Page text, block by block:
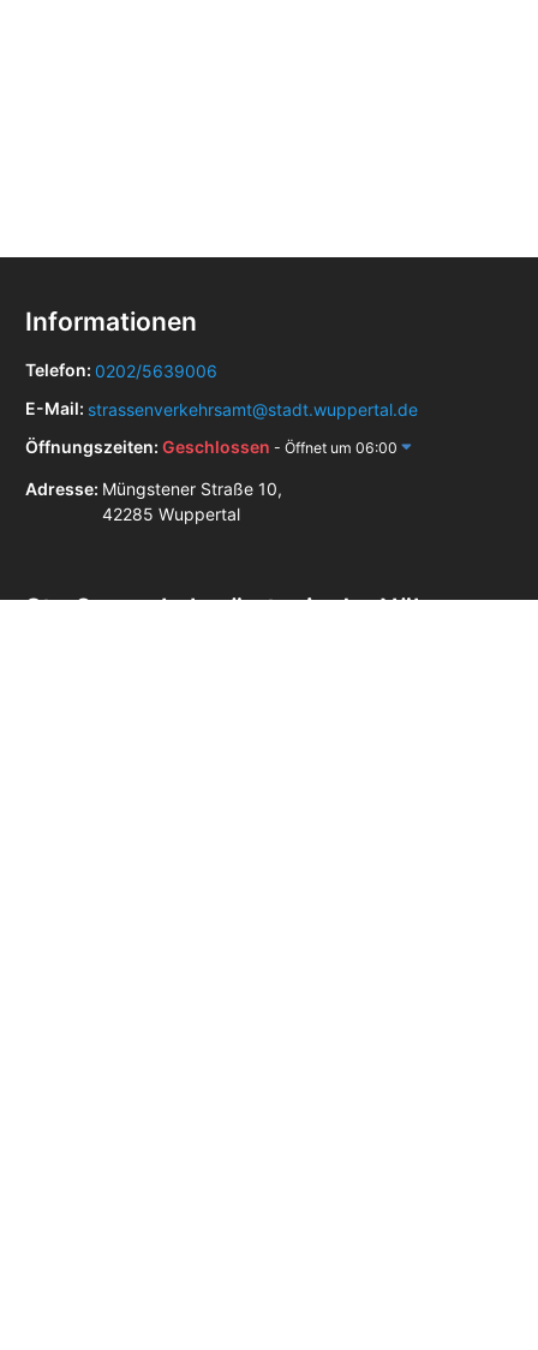
Informationen
Telefon: 0202/5639006
E-Mail: strassenverkehrsamt@stadt.wuppertal.de
Öffnungszeiten: Geschlossen - Öffnet um 06:00
Adresse: Müngstener Straße 10,
42285 Wuppertal
Straßenverkehrsämter in der Nähe